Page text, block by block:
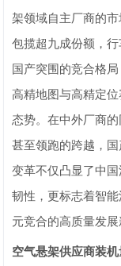
架领域自主厂商的
包揽超九成份额，
国产突围的竞合格
高精地图与高精定
态势。在中外厂商
甚至领跑的跨越，
变革不仅凸显了中
韧性，更标志着智
元竞合的高质量发展
空气悬架供应商装